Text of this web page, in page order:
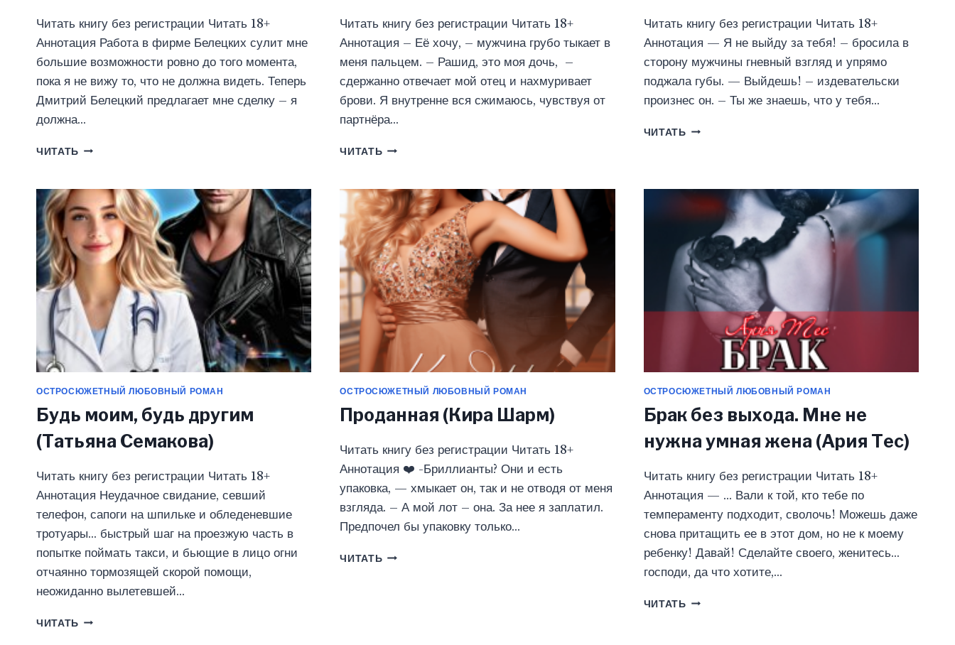
Читать книгу без регистрации Читать 18+
Аннотация Работа в фирме Белецких сулит мне
большие возможности ровно до того момента,
пока я не вижу то, что не должна видеть. Теперь
Дмитрий Белецкий предлагает мне сделку – я
должна…
ЧИТАТЬ ПРИТВОРИСЬ
(АНЕТТА
МОЛЛИ)
Читать книгу без регистрации Читать 18+
Аннотация – Её хочу, – мужчина грубо тыкает в
меня пальцем. – Рашид, это моя дочь, –
сдержанно отвечает мой отец и нахмуривает
брови. Я внутренне вся сжимаюсь, чувствуя от
партнёра…
ЧИТАТЬ НЕНАВИЖУ.
ДЕВЯТОВА)
Читать книгу без регистрации Читать 18+
Аннотация — Я не выйду за тебя! – бросила в
сторону мужчины гневный взгляд и упрямо
поджала губы. — Выйдешь! – издевательски
произнес он. – Ты же знаешь, что у тебя…
ЧИТАТЬ ВЫНУЖДЕННЫЙ
ВРАГОМ
(ИРЭНА
СОЛАР)
ОСТРОСЮЖЕТНЫЙ ЛЮБОВНЫЙ РОМАН
Будь моим, будь другим
(Татьяна Семакова)
Читать книгу без регистрации Читать 18+
Аннотация Неудачное свидание, севший
телефон, сапоги на шпильке и обледеневшие
тротуары… быстрый шаг на проезжую часть в
попытке поймать такси, и бьющие в лицо огни
отчаянно тормозящей скорой помощи,
неожиданно вылетевшей…
ЧИТАТЬ БУДЬ
ОСТРОСЮЖЕТНЫЙ ЛЮБОВНЫЙ РОМАН
Проданная (Кира Шарм)
Читать книгу без регистрации Читать 18+
Аннотация ❤️ -Бриллианты? Они и есть
упаковка, — хмыкает он, так и не отводя от меня
взгляда. – А мой лот – она. За нее я заплатил.
Предпочел бы упаковку только…
ЧИТАТЬ ПРОДАННАЯ
ОСТРОСЮЖЕТНЫЙ ЛЮБОВНЫЙ РОМАН
Брак без выхода. Мне не
нужна умная жена (Ария Тес)
Читать книгу без регистрации Читать 18+
Аннотация — … Вали к той, кто тебе по
темпераменту подходит, сволочь! Можешь даже
снова притащить ее в этот дом, но не к моему
ребенку! Давай! Сделайте своего, женитесь…
господи, да что хотите,…
ЧИТАТЬ БРАК